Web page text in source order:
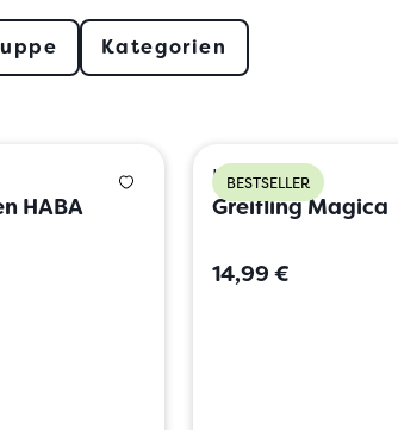
Kategorien
HABA
BESTSELLER
HABA
Greifling Magica
14,99 €